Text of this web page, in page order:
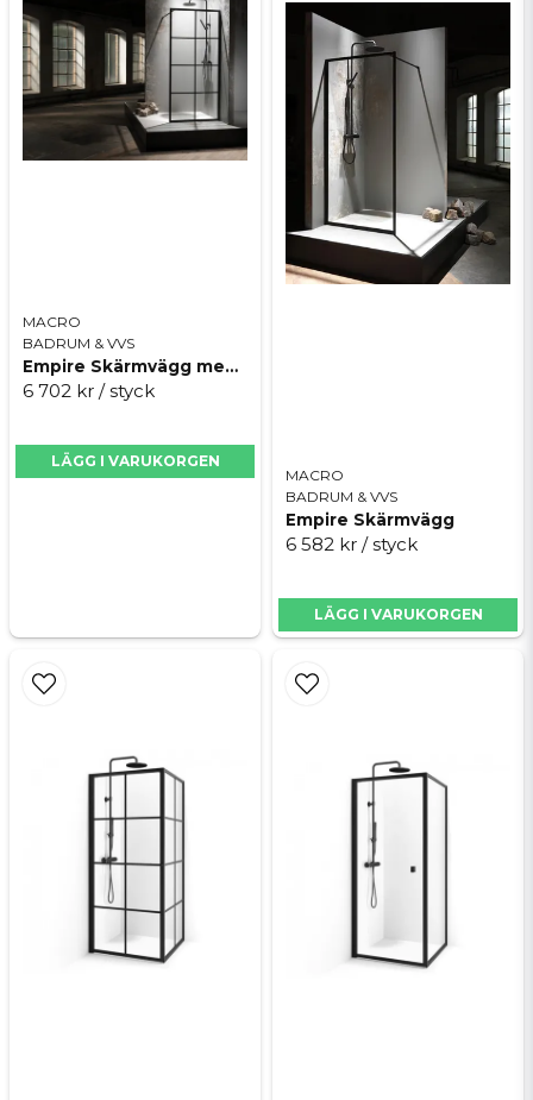
MACRO
BADRUM & VVS
Empire Skärmvägg med spröjs
6 702 kr / styck
LÄGG I VARUKORGEN
MACRO
BADRUM & VVS
Empire Skärmvägg
6 582 kr / styck
LÄGG I VARUKORGEN
Skicka fråga